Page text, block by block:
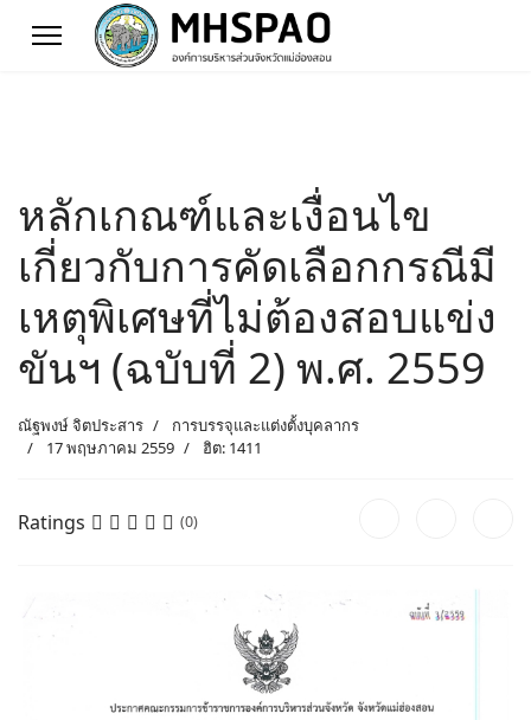
หลักเกณฑ์และเงื่อนไข
เกี่ยวกับการคัดเลือกกรณีมี
เหตุพิเศษที่ไม่ต้องสอบแข่ง
ขันฯ (ฉบับที่ 2) พ.ศ. 2559
ณัฐพงษ์ จิตประสาร
การบรรจุและแต่งตั้งบุคลากร
17 พฤษภาคม 2559
ฮิต: 1411
Ratings (0)